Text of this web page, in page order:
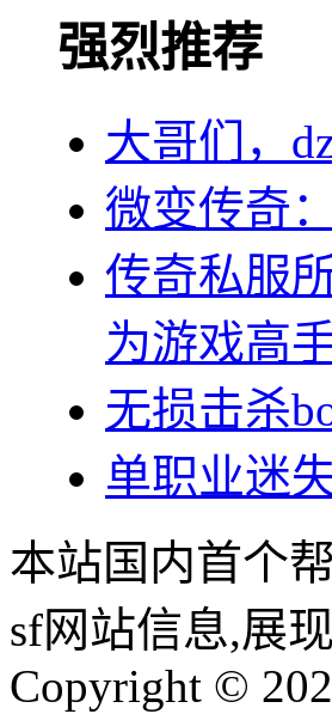
强烈推荐
大哥们，
微变传奇
传奇私服
为游戏高手
无损击杀
单职业迷
本站国内首个
sf网站信息,展
Copyright ©